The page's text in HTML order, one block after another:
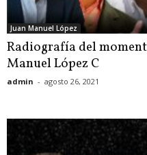
Juan Manuel López
Radiografía del
Manuel López C
admin - agosto 26, 2021